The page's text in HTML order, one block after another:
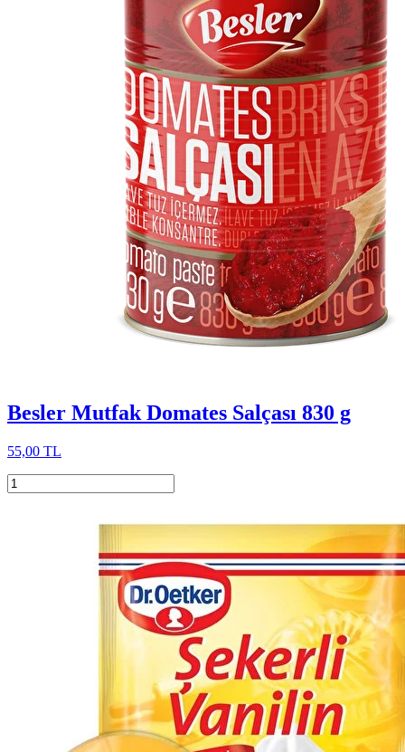
Besler Mutfak Domates Salçası 830 g
55,00 TL